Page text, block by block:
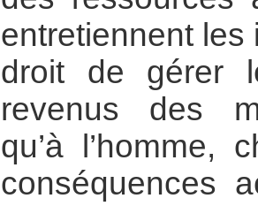
entretiennent les
droit de gérer
revenus des
qu’à l’homme,
conséquences